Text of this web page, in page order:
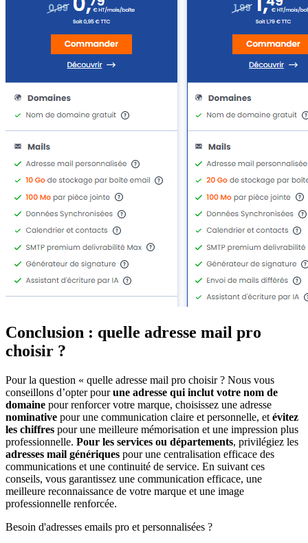
Conclusion : quelle adresse mail pro
choisir ?
Pour la question « quelle adresse mail pro choisir ? Nous vous
conseillons d’opter pourune adresse qui inclut votre nom de
domaine pour renforcer votre marque, choisissez une adresse
nominative pour une communication claire et personnelle, et évitez
les chiffres pour une meilleure mémorisation et une impression plus
professionnelle. Pour les services ou départements, privilégiez les
adresses mail génériques pour une centralisation efficace des
communications et une continuité de service. En suivant ces
conseils, vous garantissez une communication efficace, une
meilleure reconnaissance de votre marque et une image
professionnelle renforcée.
Besoin d'adresses emails pro et personnalisées ?